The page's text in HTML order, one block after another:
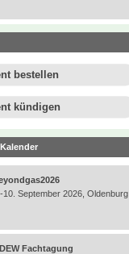
bestellen
kündigen
10. September 2026, Oldenburg
Fachtagung